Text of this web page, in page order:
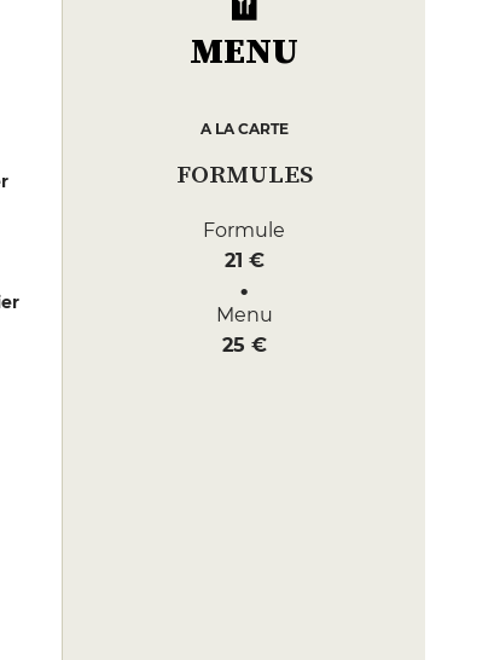
MENU
A LA CARTE
FORMULES
Formule
21 €
Menu
25 €